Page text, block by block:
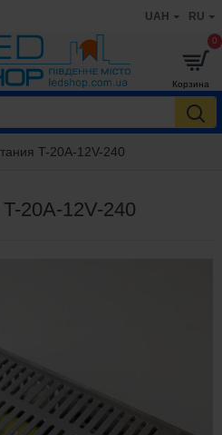
UAH RU
0
T-20A-12V-240
20A-12V-240